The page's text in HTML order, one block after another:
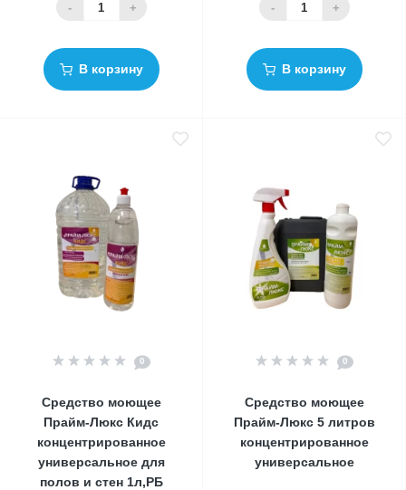
- +
В корзину
- +
В корзину
0
Средство моющее
Прайм-Люкс Кидс
концентрированное
универсальное для
полов и стен 1л,РБ
0
Средство моющее
Прайм-Люкс 5 литров
концентрированное
универсальное